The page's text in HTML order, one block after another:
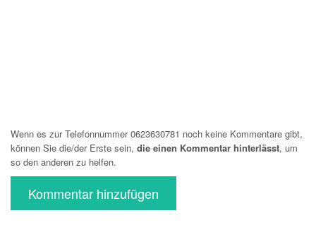
Wenn es zur Telefonnummer 0623630781 noch keine Kommentare gibt,
können Sie die/der Erste sein, die einen Kommentar hinterlässt, um
so den anderen zu helfen.
Kommentar hinzufügen